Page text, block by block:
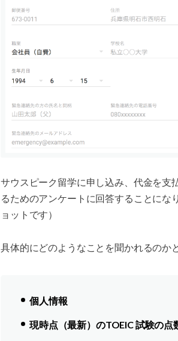
サウスピーク留学に申し込み、代金を支
るためのアンケートに回答することにな
ョットです）
具体的にどのようなことを聞かれるのか
個人情報
現時点（最新）のTOEIC 試験の点